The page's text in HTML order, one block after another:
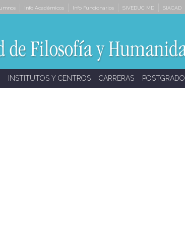
Info Académicos Info Funcionarios SIVEDUC MD SIACAD
INSTITUTOS Y CENTROS CARRERAS POSTGRADO